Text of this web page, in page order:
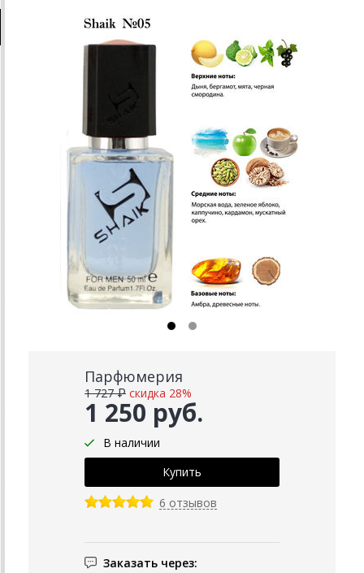
Парфюмерия
1 250 руб.
1 727 ₽ скидка 28%
В наличии
6 отзывов
Заказать через: